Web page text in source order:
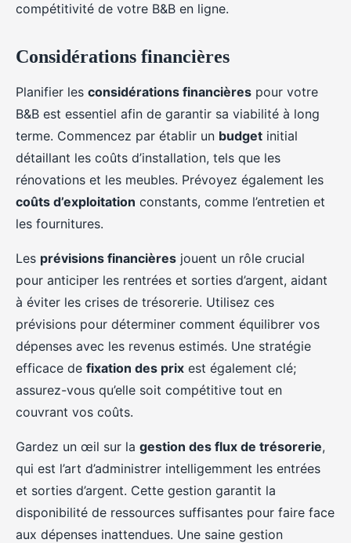
compétitivité de votre B&B en ligne.
Considérations financières
Planifier les considérations financières pour votre
B&B est essentiel afin de garantir sa viabilité à long
terme. Commencez par établir un budget initial
détaillant les coûts d’installation, tels que les
rénovations et les meubles. Prévoyez également les
coûts d’exploitation constants, comme l’entretien et
les fournitures.
Les prévisions financières jouent un rôle crucial
pour anticiper les rentrées et sorties d’argent, aidant
à éviter les crises de trésorerie. Utilisez ces
prévisions pour déterminer comment équilibrer vos
dépenses avec les revenus estimés. Une stratégie
efficace de fixation des prix est également clé;
assurez-vous qu’elle soit compétitive tout en
couvrant vos coûts.
Gardez un œil sur la gestion des flux de trésorerie,
qui est l’art d’administrer intelligemment les entrées
et sorties d’argent. Cette gestion garantit la
disponibilité de ressources suffisantes pour faire face
aux dépenses inattendues. Une saine gestion